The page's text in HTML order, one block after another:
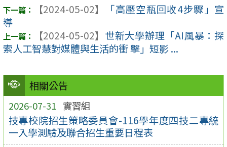
相關公告
2026-07-31 實習組
技專校院招生策略委員會-116學年度四技二專統
一入學測驗及聯合招生重要日程表
【2024-05-02】
「高壓空瓶回收4步驟」宣
導
【2024-05-02】 世新大學辦理「AI風暴：探
索人工智慧對媒體與生活的衝 擊」短影 ...